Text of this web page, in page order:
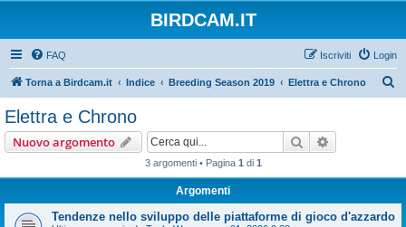
BIRDCAM.IT
FAQ Login
Iscriviti
Torna a Birdcam.it Indice Breeding Season 2019 Elettra e Chrono
Elettra e Chrono
Nuovo argomento Cerca
3 argomenti • Pagina 1 di 1
Argomenti
Tendenze nello sviluppo delle piattaforme di gioco d'azzardo